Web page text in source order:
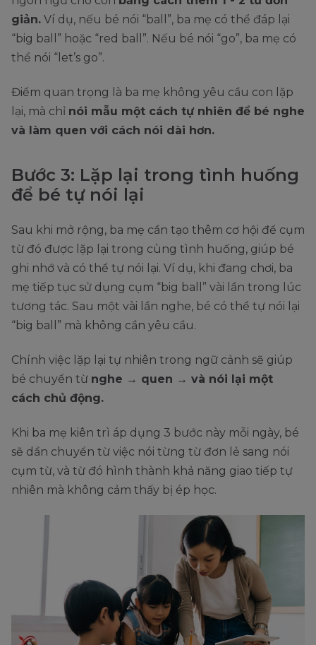
giản. Ví dụ, nếu bé nói “ball”, ba mẹ có thể đáp lại
“big ball” hoặc “red ball”. Nếu bé nói “go”, ba mẹ có
thể nói “let’s go”.
Điểm quan trọng là ba mẹ không yêu cầu con lặp
lại, mà chỉ nói mẫu một cách tự nhiên để bé nghe
và làm quen với cách nói dài hơn.
Bước 3: Lặp lại trong tình huống
để bé tự nói lại
Sau khi mở rộng, ba mẹ cần tạo thêm cơ hội để cụm
từ đó được lặp lại trong cùng tình huống, giúp bé
ghi nhớ và có thể tự nói lại. Ví dụ, khi đang chơi, ba
mẹ tiếp tục sử dụng cụm “big ball” vài lần trong lúc
tương tác. Sau một vài lần nghe, bé có thể tự nói lại
“big ball” mà không cần yêu cầu.
Chính việc lặp lại tự nhiên trong ngữ cảnh sẽ giúp
bé chuyển từ nghe → quen → và nói lại một
cách chủ động.
Khi ba mẹ kiên trì áp dụng 3 bước này mỗi ngày, bé
sẽ dần chuyển từ việc nói từng từ đơn lẻ sang nói
cụm từ, và từ đó hình thành khả năng giao tiếp tự
nhiên mà không cảm thấy bị ép học.